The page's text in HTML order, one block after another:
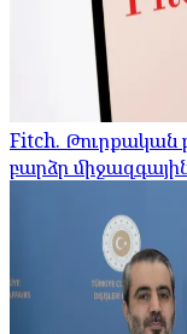
Fitch.
բարձր